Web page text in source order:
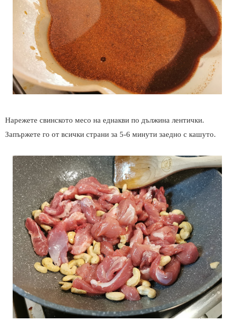
Нарежете свинското месо на еднакви по дължина лентички.
Запържете го от всички страни за 5-6 минути заедно с кашуто.